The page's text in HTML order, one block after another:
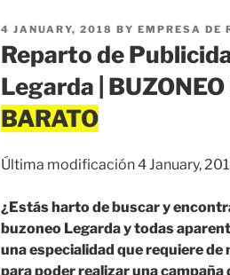
POSTED
ON
4 JANUARY, 2018 BY EMPRESA DE
Reparto de
Legarda |
Última modificación 4 January,
¿Estás harto de buscar y
buzoneo Legarda y todas
una especialidad que requiere
para poder realizar una